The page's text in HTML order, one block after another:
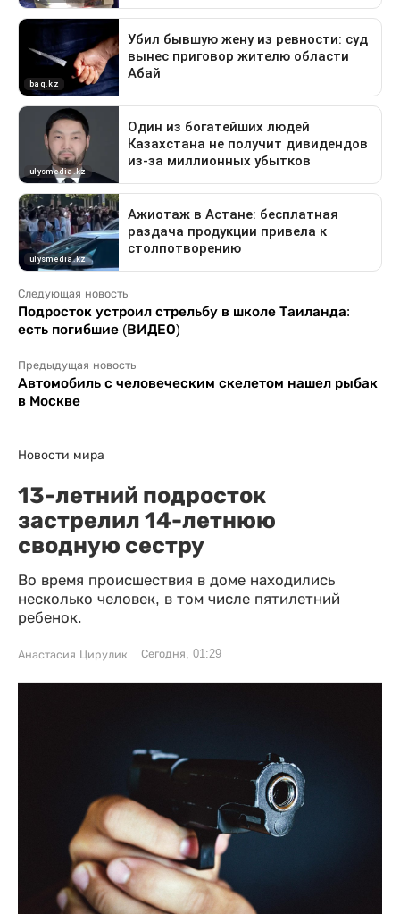
Следующая новость
Подросток устроил стрельбу в школе Таиланда:
есть погибшие (ВИДЕО)
Предыдущая новость
Автомобиль с человеческим скелетом нашел рыбак
в Москве
Новости мира
13-летний подросток
застрелил 14-летнюю
сводную сестру
Во время происшествия в доме находились
несколько человек, в том числе пятилетний
ребенок.
Анастасия Цирулик Сегодня, 01:29